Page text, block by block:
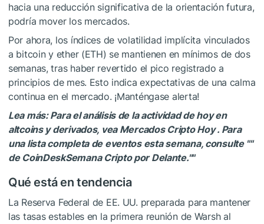
hacia una reducción significativa de la orientación futura,
podría mover los mercados.
Por ahora, los índices de volatilidad implícita vinculados
a bitcoin y ether (ETH) se mantienen en mínimos de dos
semanas, tras haber revertido el pico registrado a
principios de mes. Esto indica expectativas de una calma
continua en el mercado. ¡Manténgase alerta!
Lea más: Para el análisis de la actividad de hoy en
altcoins y derivados, vea Mercados Cripto Hoy . Para
una lista completa de eventos esta semana, consulte ""
de CoinDeskSemana Cripto por Delante.""
Qué está en tendencia
La Reserva Federal de EE. UU. preparada para mantener
las tasas estables en la primera reunión de Warsh al